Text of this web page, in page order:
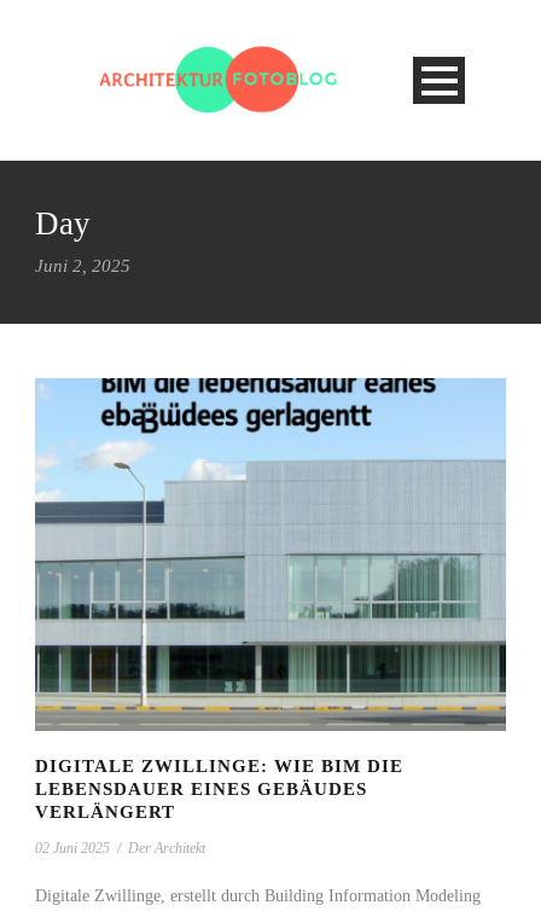
Day
Juni 2, 2025
DIGITALE ZWILLINGE: WIE BIM DIE
LEBENSDAUER EINES GEBÄUDES
VERLÄNGERT
02 Juni 2025 / Der Architekt
Digitale Zwillinge, erstellt durch Building Information Modeling